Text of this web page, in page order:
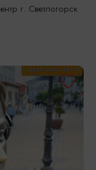
г. Светлогорск